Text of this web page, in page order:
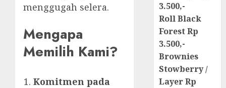
menggugah selera.
Mengapa
Memilih Kami?
Komitmen pada
3.500,-
Roll Black
Forest Rp
3.500,-
Brownies
Stowberry /
Layer Rp